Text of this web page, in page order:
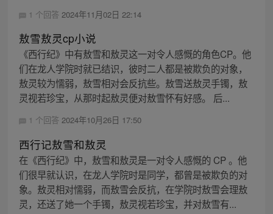
1 个回答 2024年11月02日 22:14
敖雪敖灵cp小说
《西行纪》中有敖雪和敖灵这一对令人感慨的角色CP。他
们在龙人学院时就已结识，彼时二人都是被欺负的对象，
敖灵较为懦弱，敖雪相对会反抗些。敖雪送敖灵手镯，敖
灵视若珍宝，从那时起敖灵便对敖雪怀有好感。 后...
1 个回答 2024年10月26日 17:50
西行记敖雪和敖灵
在《西行纪》中，敖雪和敖灵是一对令人感慨的 CP 。他
们很早就认识，在龙人学院时是同学，都曾是被欺负的对
象。敖灵相对懦弱，而敖雪会反抗，在学院时敖雪会理敖
灵，还送了她一个手镯，敖灵视若珍宝，并对敖雪有...